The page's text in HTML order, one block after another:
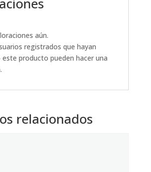
aún.
registrados que hayan
producto pueden hacer una
relacionados